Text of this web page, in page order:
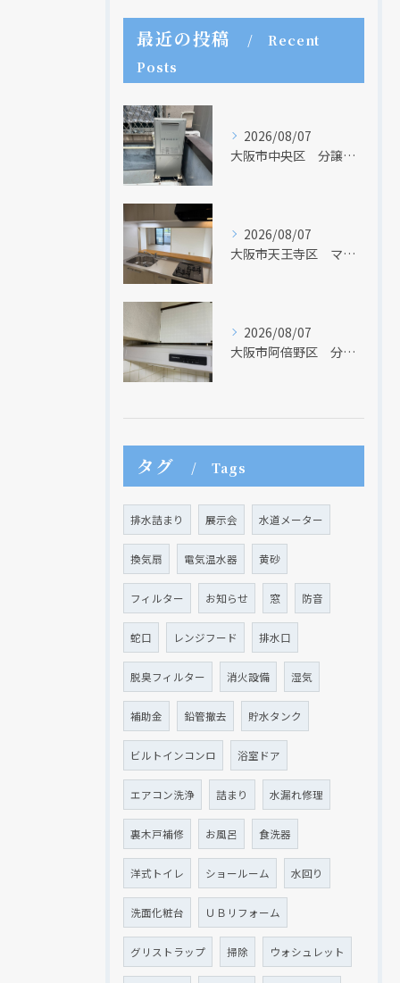
最近の投稿
Recent
Posts
2026/08/07
大阪市中央区 分譲マンションの給湯器取替リフォーム工事 UV除菌機能搭載給湯器
2026/08/07
大阪市天王寺区 マンションのキッチン取替及び内装リフォーム工事 クリナップ
2026/08/07
大阪市阿倍野区 分譲マンションのレンジフード取替リフォーム工事 タカラスタンダード
タグ Tags
排水詰まり 展示会 水道メーター
換気扇 電気温水器 黄砂
フィルター お知らせ 窓 防音
蛇口 レンジフード 排水口
脱臭フィルター 消火設備 湿気
補助金 鉛管撤去 貯水タンク
ビルトインコンロ 浴室ドア
エアコン洗浄 詰まり 水漏れ修理
裏木戸補修 お風呂 食洗器
洋式トイレ ショールーム 水回り
洗面化粧台 ＵＢリフォーム
グリストラップ 掃除 ウォシュレット
現在、新聞に入っている折込チラシです。
現在、新聞に入っている折込チラシです。